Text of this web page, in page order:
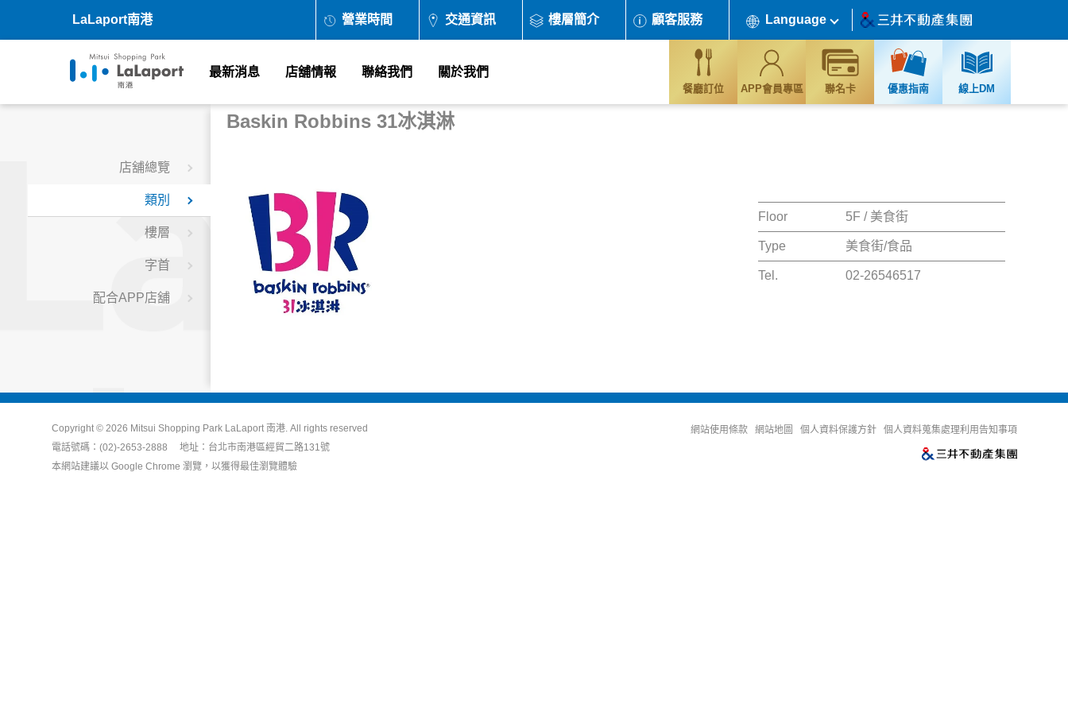
LaLaport南港 營業時間 交通資訊 樓層簡介 顧客服務 Language
最新消息 店舖情報 聯絡我們 關於我們
餐廳訂位 APP會員專區 聯名卡 優惠指南 線上DM
店舖總覽
類別
樓層
字首
配合APP店舖
Baskin Robbins 31冰淇淋
Floor 5F / 美食街
Type 美食街/食品
Tel. 02-26546517
Copyright © 2026 Mitsui Shopping Park LaLaport 南港. All rights reserved
電話號碼：(02)-2653-2888 地址：台北市南港區經貿二路131號
本網站建議以 Google Chrome 瀏覽，以獲得最佳瀏覽體驗
網站使用條款 網站地圖 個人資料保護方針 個人資料蒐集處理利用告知事項